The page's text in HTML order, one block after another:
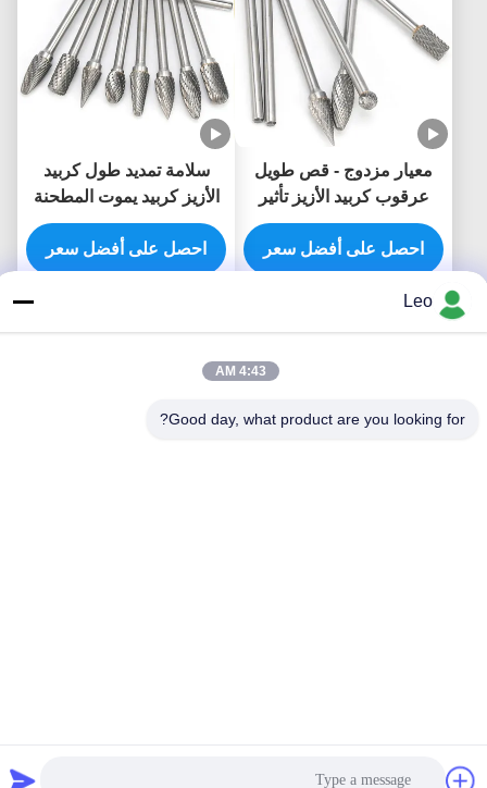
معيار مزدوج - قص طويل
عرقوب كربيد الأزيز تأثير
المتانة
احصل على أفضل سعر
سلامة تمديد طول كربيد
الأزيز كربيد يموت المطحنة
بت خدمة صانعي القطع
الأصلية
احصل على أفضل سعر
اتصل بنا
Leo
4:43 AM
Good day, what product are you looking for?